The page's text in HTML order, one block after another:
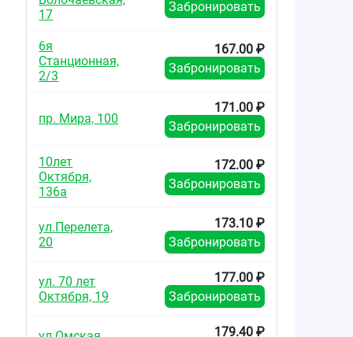
17
Забронировать
6я
Станционная,
2/3
167.00 ₽
Забронировать
пр. Мира, 100
171.00 ₽
Забронировать
10лет
Октября,
136а
172.00 ₽
Забронировать
ул.Перелета,
20
173.10 ₽
Забронировать
ул. 70 лет
Октября, 19
177.00 ₽
Забронировать
179.40 ₽